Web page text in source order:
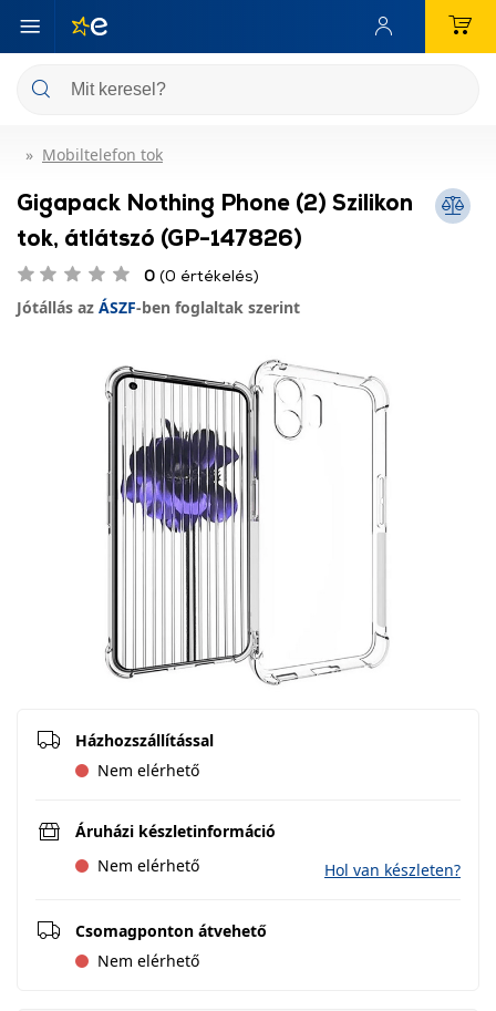
Mobiltelefon tok
Gigapack Nothing Phone (2) Szilikon
tok, átlátszó (GP-147826)
0 (0 értékelés)
Jótállás az ÁSZF-ben foglaltak szerint
Házhozszállítással
Nem elérhető
Áruházi készletinformáció
Nem elérhető
Hol van készleten?
Csomagponton átvehető
Nem elérhető